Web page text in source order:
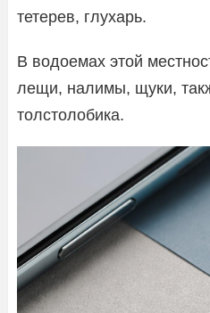
тетерев, глухарь.
В водоемах этой
лещи, налимы, щуки,
толстолобика.